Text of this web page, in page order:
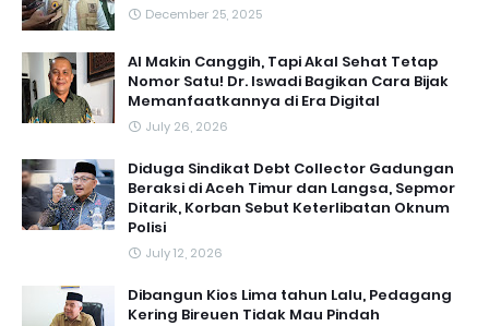
December 25, 2025
AI Makin Canggih, Tapi Akal Sehat Tetap
Nomor Satu! Dr. Iswadi Bagikan Cara Bijak
Memanfaatkannya di Era Digital
July 26, 2026
Diduga Sindikat Debt Collector Gadungan
Beraksi di Aceh Timur dan Langsa, Sepmor
Ditarik, Korban Sebut Keterlibatan Oknum
Polisi
July 12, 2026
Dibangun Kios Lima tahun Lalu, Pedagang
Kering Bireuen Tidak Mau Pindah